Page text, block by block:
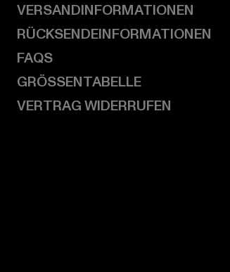
VERSANDINFORMATIONEN
RÜCKSENDEINFORMATIONEN
FAQS
GRÖSSENTABELLE
VERTRAG WIDERRUFEN